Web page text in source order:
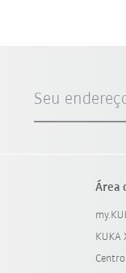
Seu
Área
KUKA